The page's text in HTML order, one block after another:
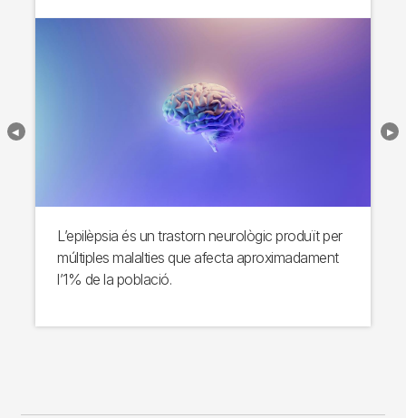
L’epilèpsia és un trastorn neurològic produït per
múltiples malalties que afecta aproximadament
l’1% de la població.